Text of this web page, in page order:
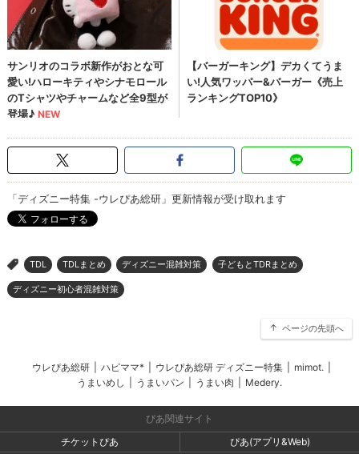
「ディズニー特集 -ウレぴあ総研」更新情報が受け取れます
> TDL TDLまとめ ディズニー混雑対策 子どもとTDRまとめ
ディズニー初心者混雑対策
ページの先頭へ
ウレぴあ総研 ハピママ* ウレぴあ総研 ディズニー特集 mimot.
うまいめし
うまいパン うまい肉 Medery.
ぴあ関連サイト
チケットぴあ
ぴあ(アプリ&Web)